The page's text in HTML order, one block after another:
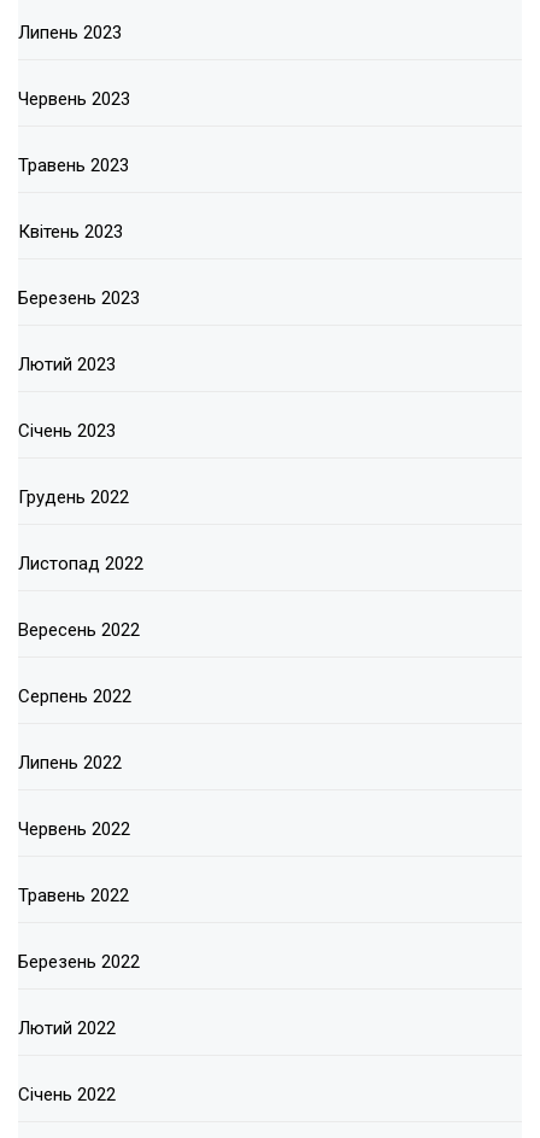
Липень 2023
Червень 2023
Травень 2023
Квітень 2023
Березень 2023
Лютий 2023
Січень 2023
Грудень 2022
Листопад 2022
Вересень 2022
Серпень 2022
Липень 2022
Червень 2022
Травень 2022
Березень 2022
Лютий 2022
Січень 2022